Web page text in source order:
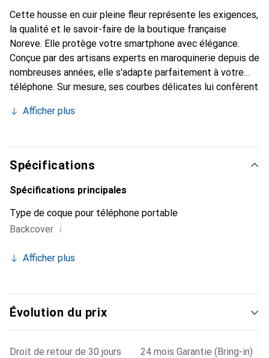
Cette housse en cuir pleine fleur représente les exigences,
la qualité et le savoir-faire de la boutique française
Noreve. Elle protège votre smartphone avec élégance.
Conçue par des artisans experts en maroquinerie depuis de
nombreuses années, elle s'adapte parfaitement à votre
téléphone. Sur mesure, ses courbes délicates lui confèrent
et indispensable de votre smartphone. Reconnaissable à
marque Noreve est un choix sûr pour une clientèle
exigeante.
Afficher plus
Spécifications
Spécifications principales
Type de coque pour téléphone portable
Backcover i
Afficher plus
Évolution du prix
Droit de retour de 30 jours
24 mois Garantie (Bring-in)